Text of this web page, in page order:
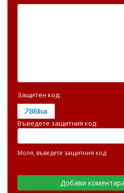
Защитен код:
Въведете защитния код:
Моля, въведете защитния код